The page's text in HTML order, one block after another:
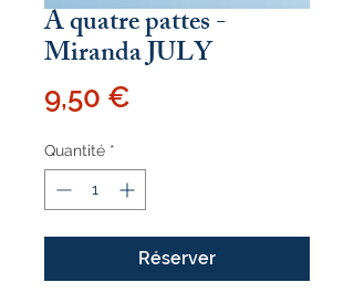
A quatre pattes -
Miranda JULY
9,50 €
Quantité *
Réserver